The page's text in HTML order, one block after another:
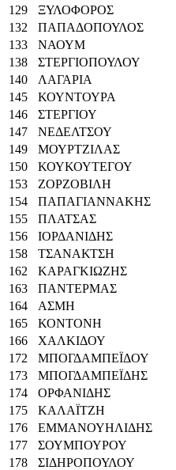
129
ΞΥΛΟΦΟΡΟΣ
132
ΠΑΠΑΔΟΠΟΥΛΟΣ
133
ΝΑΟΥΜ
138
ΣΤΕΡΓΙΟΠΟΥΛΟΥ
140
ΛΑΓΑΡΙΑ
145
ΚΟΥΝΤΟΥΡΑ
146
ΣΤΕΡΓΙΟΥ
147
ΝΕΔΕΛΤΣΟΥ
149
ΜΟΥΡΤΖΙΛΑΣ
150
ΚΟΥΚΟΥΤΕΓΟΥ
153
ΖΟΡΖΟΒΙΛΗ
154
ΠΑΠΑΓΙΑΝΝΑΚΗΣ
155
ΠΛΑΤΣΑΣ
156
ΙΟΡΔΑΝΙΔΗΣ
158
ΤΣΑΝΑΚΤΣΗ
162
ΚΑΡΑΓΚΙΩΖΗΣ
163
ΠΑΝΤΕΡΜΑΣ
164
ΑΣΜΗ
165
ΚΟΝΤΟΝΗ
166
ΧΑΛΚΙΔΟΥ
172
ΜΠΟΓΔΑΜΠΕΪΔΟΥ
173
ΜΠΟΓΔΑΜΠΕΪΔΗΣ
174
ΟΡΦΑΝΙΔΗΣ
175
ΚΑΛΑΪΤΖΗ
176
ΕΜΜΑΝΟΥΗΛΙΔΗΣ
177
ΣΟΥΜΠΟΥΡΟΥ
178
ΣΙΔΗΡΟΠΟΥΛΟΥ